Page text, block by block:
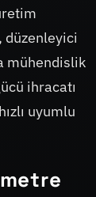
düzenleyici
mühendislik
ihracatı
uyumlu